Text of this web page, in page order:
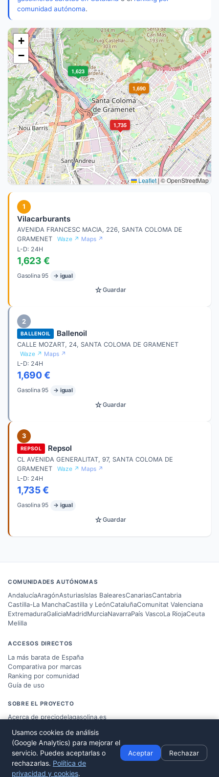
comunidad autónoma.
1,623
1,690
1,735
+
−
Leaflet|© OpenStreetMap
1
Vilacarburants
AVENIDA FRANCESC MACIA, 226, SANTA COLOMA DE
GRAMENET
Waze ↗ Maps ↗
L-D: 24H
1,623 €
Gasolina 95 → igual
☆Guardar
2
BALLENOIL Ballenoil
CALLE MOZART, 24, SANTA COLOMA DE GRAMENET
Waze ↗ Maps ↗
L-D: 24H
1,690 €
Gasolina 95 → igual
☆Guardar
3
REPSOL Repsol
CL AVENIDA GENERALITAT, 97, SANTA COLOMA DE
GRAMENET
Waze ↗ Maps ↗
L-D: 24H
1,735 €
Gasolina 95 → igual
☆Guardar
COMUNIDADES AUTÓNOMAS
AndalucíaAragónAsturiasIslas BalearesCanariasCantabria
Castilla-La ManchaCastilla y LeónCataluñaComunitat Valenciana
ExtremaduraGaliciaMadridMurciaNavarraPaís VascoLa RiojaCeuta
Melilla
ACCESOS DIRECTOS
La más barata de España
Comparativa por marcas
Ranking por comunidad
Guía de uso
SOBRE EL PROYECTO
Acerca de preciodelagasolina.es
Datos del Ministerio MITERD
Desarrollado porVíctor Corbacho
© 2026 preciodelagasolina.es ·
Usamos cookies de análisis
(Google Analytics) para mejorar el
servicio. Puedes aceptarlas o
rechazarlas. Política de
privacidad y cookies.
Aceptar Rechazar